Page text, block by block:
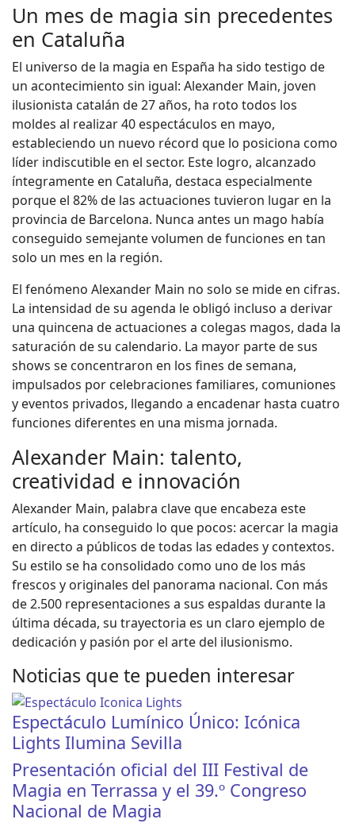
Un mes de magia sin precedentes
en Cataluña
El universo de la magia en España ha sido testigo de
un acontecimiento sin igual: Alexander Main, joven
ilusionista catalán de 27 años, ha roto todos los
moldes al realizar 40 espectáculos en mayo,
estableciendo un nuevo récord que lo posiciona como
líder indiscutible en el sector. Este logro, alcanzado
íntegramente en Cataluña, destaca especialmente
porque el 82% de las actuaciones tuvieron lugar en la
provincia de Barcelona. Nunca antes un mago había
conseguido semejante volumen de funciones en tan
solo un mes en la región.
El fenómeno Alexander Main no solo se mide en cifras.
La intensidad de su agenda le obligó incluso a derivar
una quincena de actuaciones a colegas magos, dada la
saturación de su calendario. La mayor parte de sus
shows se concentraron en los fines de semana,
impulsados por celebraciones familiares, comuniones
y eventos privados, llegando a encadenar hasta cuatro
funciones diferentes en una misma jornada.
Alexander Main: talento,
creatividad e innovación
Alexander Main, palabra clave que encabeza este
artículo, ha conseguido lo que pocos: acercar la magia
en directo a públicos de todas las edades y contextos.
Su estilo se ha consolidado como uno de los más
frescos y originales del panorama nacional. Con más
de 2.500 representaciones a sus espaldas durante la
última década, su trayectoria es un claro ejemplo de
dedicación y pasión por el arte del ilusionismo.
Noticias que te pueden interesar
Espectáculo Lumínico Único: Icónica
Lights Ilumina Sevilla
Presentación oficial del III Festival de
Magia en Terrassa y el 39.º Congreso
Nacional de Magia